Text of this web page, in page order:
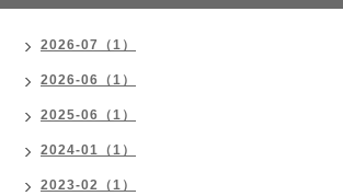
2026-07（1）
2026-06（1）
2025-06（1）
2024-01（1）
2023-02（1）